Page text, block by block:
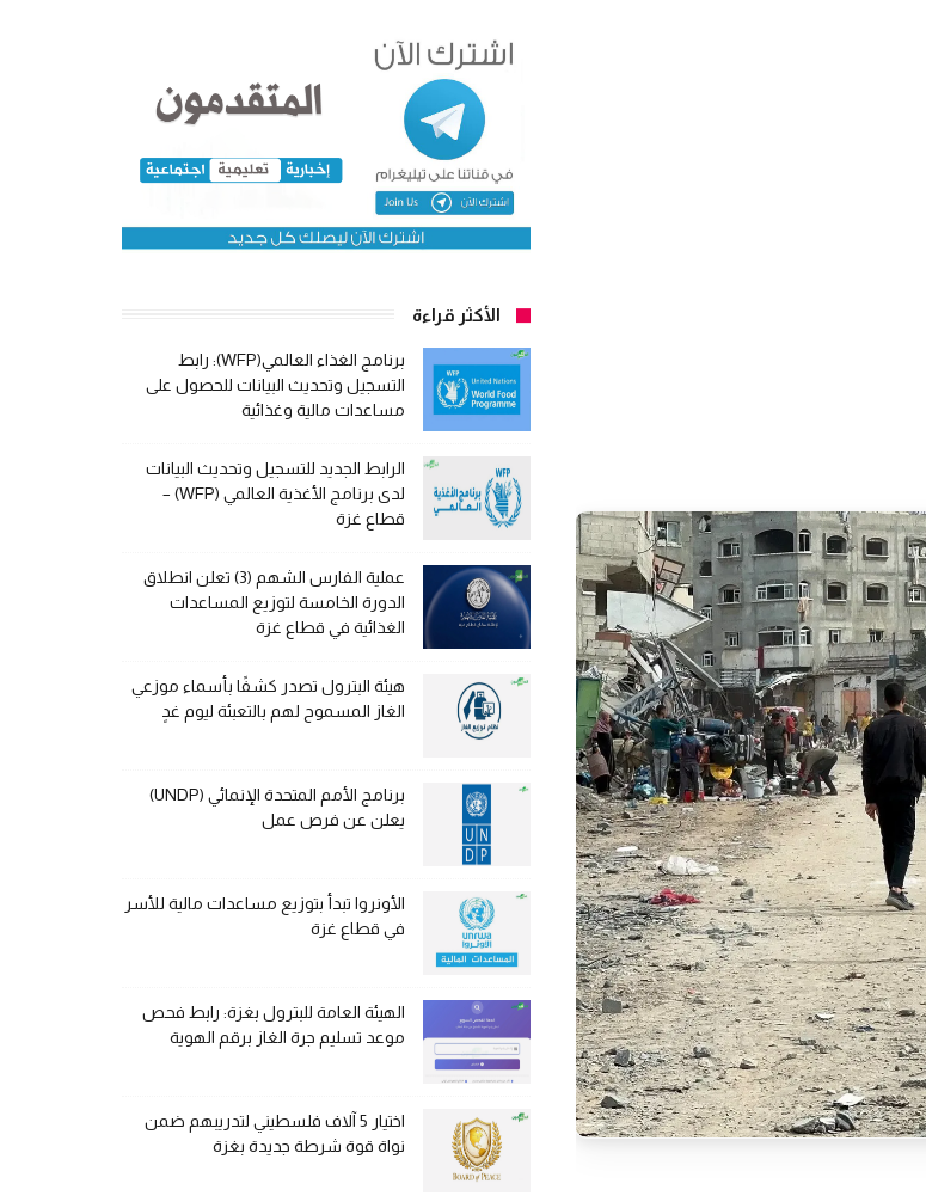
الأكثر قراءة
برنامج الغذاء العالمي(WFP): رابط
التسجيل وتحديث البيانات للحصول على
مساعدات مالية وغذائية
الرابط الجديد للتسجيل وتحديث البيانات
لدى برنامج الأغذية العالمي (WFP) –
قطاع غزة
عملية الفارس الشهم (3) تعلن انطلاق
الدورة الخامسة لتوزيع المساعدات
الغذائية في قطاع غزة
هيئة البترول تصدر كشفًا بأسماء موزعي
الغاز المسموح لهم بالتعبئة ليوم غدٍ
برنامج الأمم المتحدة الإنمائي (UNDP)
يعلن عن فرص عمل
الأونروا تبدأ بتوزيع مساعدات مالية للأسر
في قطاع غزة
الهيئة العامة للبترول بغزة: رابط فحص
موعد تسليم جرة الغاز برقم الهوية
اختيار 5 آلاف فلسطيني لتدريبهم ضمن
نواة قوة شرطة جديدة بغزة